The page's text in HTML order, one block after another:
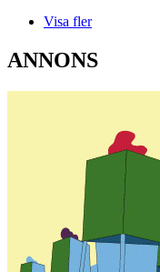
Visa fler
ANNONS